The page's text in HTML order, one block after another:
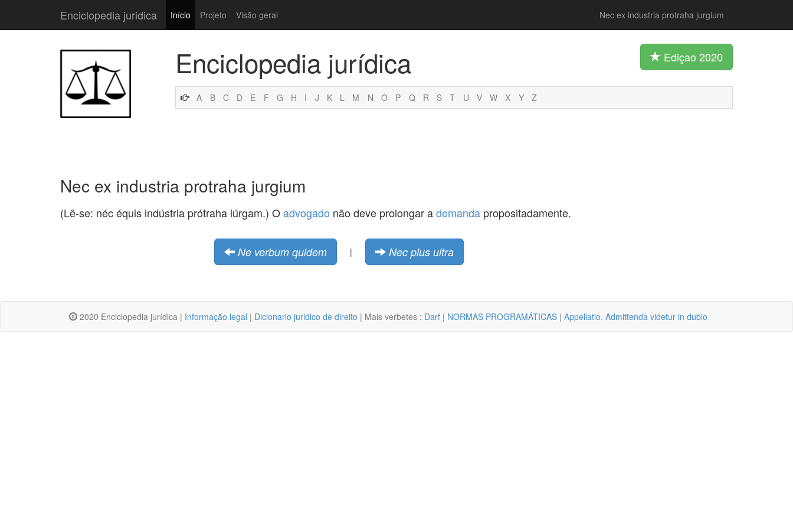
Enciclopedia juridica Início Projeto Visão geral Nec ex industria protraha jurgium
Enciclopedia jurídica Ediçao 2020
A B C D E F G H I J K L M N O P Q R S T U V W X Y Z
Nec ex industria protraha jurgium
(Lê-se: néc équis indústria prótraha iúrgam.) Oadvogado não deve prolongar ademanda propositadamente.
Ne verbum quidem | Nec plus ultra
2020 Enciclopedia jurídica | Informação legal | Dicionario juridico de direito | Mais verbetes : Darf | NORMAS PROGRAMÁTICAS | Appellatio. Admittenda videtur in dubio